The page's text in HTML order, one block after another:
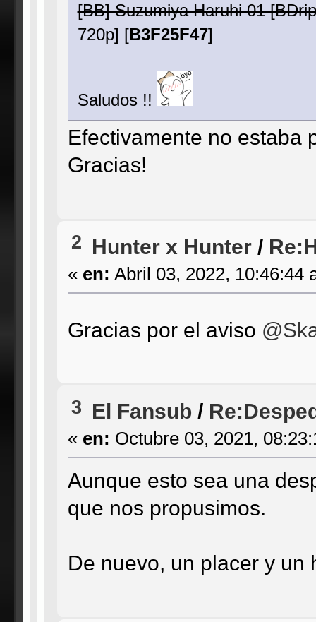
[BB] Suzumiya Haruhi 01
720p] [B3F25F47]
Saludos !!
Efectivamente no estaba
Gracias!
2 Hunter x Hunter/
« en: Abril 03, 2022, 10:46:44
Gracias por el aviso
3 El Fansub /
« en: Octubre 03, 2021,
Aunque esto sea una
que nos propusimos.
De nuevo, un placer y